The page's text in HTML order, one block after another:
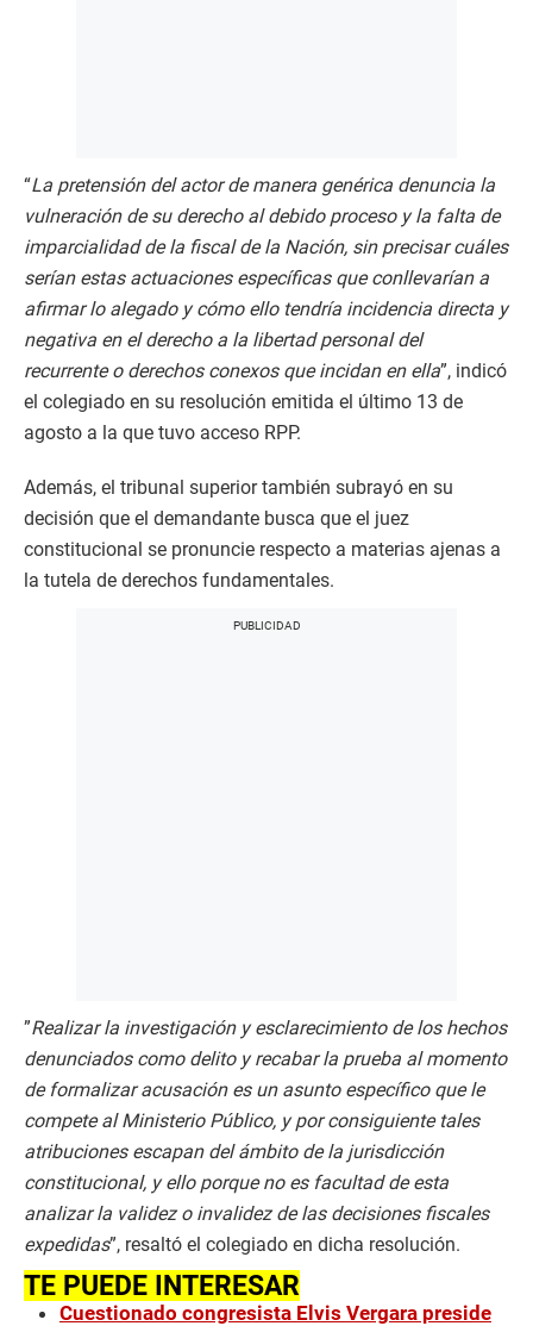
“La pretensión del actor de manera genérica denuncia la
vulneración de su derecho al debido proceso y la falta de
imparcialidad de la fiscal de la Nación, sin precisar cuáles
serían estas actuaciones específicas que conllevarían a
afirmar lo alegado y cómo ello tendría incidencia directa y
negativa en el derecho a la libertad personal del
recurrente o derechos conexos que incidan en ella”, indicó
el colegiado en su resolución emitida el último 13 de
agosto a la que tuvo acceso RPP.
Además, el tribunal superior también subrayó en su
decisión que el demandante busca que el juez
constitucional se pronuncie respecto a materias ajenas a
la tutela de derechos fundamentales.
”Realizar la investigación y esclarecimiento de los hechos
denunciados como delito y recabar la prueba al momento
de formalizar acusación es un asunto específico que le
compete al Ministerio Público, y por consiguiente tales
atribuciones escapan del ámbito de la jurisdicción
constitucional, y ello porque no es facultad de esta
analizar la validez o invalidez de las decisiones fiscales
expedidas”, resaltó el colegiado en dicha resolución.
TE PUEDE INTERESAR
Cuestionado congresista Elvis Vergara preside